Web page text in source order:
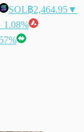
SOL฿2,464.95▼
1.08%